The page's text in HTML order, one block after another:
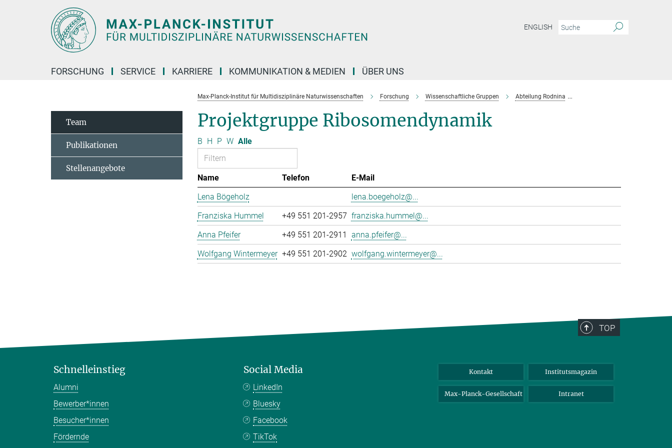
ENGLISH
FORSCHUNG SERVICE KARRIERE KOMMUNIKATION & MEDIEN ÜBER UNS
Max-Planck-Institut für Multidisziplinäre Naturwissenschaften Forschung Wissenschaftliche Gruppen Abteilung Rodnina
Projektgruppe Ribosomendynamik
B H P W Alle
Name Telefon
E-Mail
Lena Bögeholz
lena.boegeholz@...
Franziska Hummel
+49 551 201-2957 franziska.hummel@...
Anna Pfeifer
+49 551 201-2911
anna.pfeifer@...
Wolfgang Wintermeyer +49 551 201-2902 wolfgang.wintermeyer@...
Team
Publikationen
Stellenangebote
TOP
Schnelleinstieg
Alumni
Bewerber*innen
Besucher*innen
Fördernde
Social Media
LinkedIn
Bluesky
Facebook
TikTok
Kontakt Institutsmagazin
Max-Planck-Gesellschaft Intranet